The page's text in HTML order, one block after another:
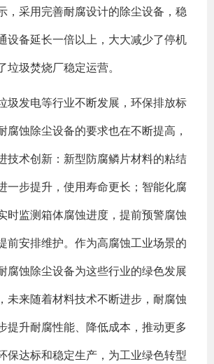
，采用完善耐腐设计的除尘设备，稳
设备延长一倍以上，大大减少了停机
圾焚烧厂稳定运营。
圾发电等行业不断发展，环保排放标
腐蚀除尘设备的要求也在不断提高，
技术创新：新型防腐鳞片材料的粘结
一步提升，使用寿命更长；智能化腐
时监测箱体腐蚀进度，提前预警腐蚀
前安排维护。作为高腐蚀工业场景的
腐蚀除尘设备为这些行业的绿色发展
未来随着材料技术不断进步，耐腐蚀
提升耐腐性能、降低成本，推动更多
保达标和稳定生产，为工业绿色转型